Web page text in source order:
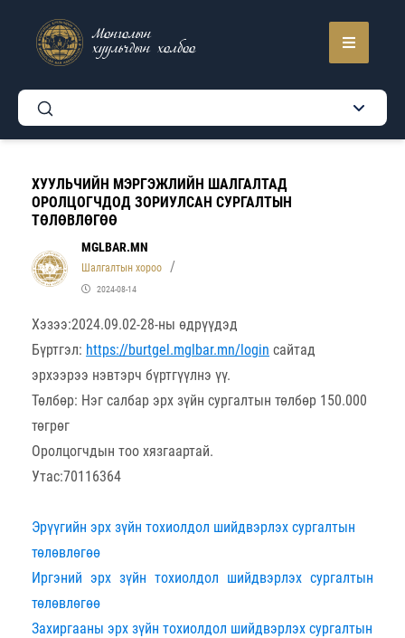
Монголын
хуульчдын холбоо
ХУУЛЬЧИЙН МЭРГЭЖЛИЙН ШАЛГАЛТАД
ОРОЛЦОГЧДОД ЗОРИУЛСАН СУРГАЛТЫН
ТӨЛӨВЛӨГӨӨ
MGLBAR.MN
Шалгалтын хороо
2024-08-14
Хэзээ:2024.09.02-28-ны өдрүүдэд
Бүртгэл: https://burtgel.mglbar.mn/login сайтад
эрхээрээ нэвтэрч бүртгүүлнэ үү.
Төлбөр: Нэг салбар эрх зүйн сургалтын төлбөр 150.000
төгрөг
Оролцогчдын тоо хязгаартай.
Утас:70116364
Эрүүгийн эрх зүйн тохиолдол шийдвэрлэх сургалтын
төлөвлөгөө
Иргэний эрх зүйн тохиолдол шийдвэрлэх сургалтын
төлөвлөгөө
Захиргааны эрх зүйн тохиолдол шийдвэрлэх сургалтын